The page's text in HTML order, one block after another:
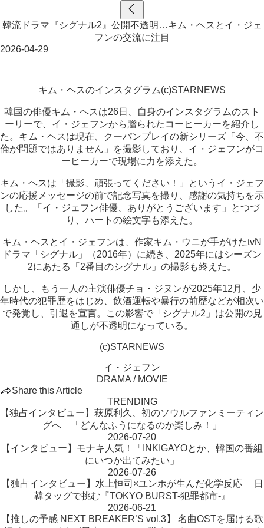
韓流ドラマ『シグナル2』公開不透明…キム・ヘスとイ・ジェ
フンの交流に注目
2026-04-29
キム・ヘスのインスタグラム(c)STARNEWS
韓国の俳優キム・ヘスは26日、自身のインスタグラムのスト
ーリーで、イ・ジェフンから贈られたコーヒーカーを紹介し
た。キム・ヘスは現在、クーパンプレイの新シリーズ「今、不
倫が問題ではありません」を撮影しており、イ・ジェフンがコ
ーヒーカーで現場に力を添えた。
キム・ヘスは「撮影、頑張ってください！」というイ・ジェフ
ンの応援メッセージの前で記念写真を撮り、感謝の気持ちを示
した。「イ・ジェフン俳優、ありがとうございます」とつづ
り、ハートの絵文字も添えた。
キム・ヘスとイ・ジェフンは、作家キム・ウニが手がけたtvN
ドラマ「シグナル」（2016年）に続き、2025年にはシーズン
2にあたる「2番目のシグナル」の撮影も終えた。
しかし、もう一人の主演俳優チョ・ジヌンが2025年12月、少
年時代の犯罪歴をはじめ、飲酒運転や暴行の前歴などが相次い
で発覚し、引退を宣言。この影響で「シグナル2」は公開の見
通しが不透明になっている。
(c)STARNEWS
イ・ジェフン
DRAMA / MOVIE
Share this Article
TRENDING
【独占インタビュー】萩原利久、初のソウルファンミーティン
グへ 「どんなふうになるのか楽しみ！」
2026-07-20
【インタビュー】モナキ人気！「INKIGAYOとか、韓国の番組
にいつか出てみたい」
2026-07-26
【独占インタビュー】水上恒司×ユンホが生んだ化学反応 日
韓タッグで挑む『TOKYO BURST-犯罪都市-』
2026-06-21
【推しの予感 NEXT BREAKER’S vol.3】 名曲OSTを届ける歌